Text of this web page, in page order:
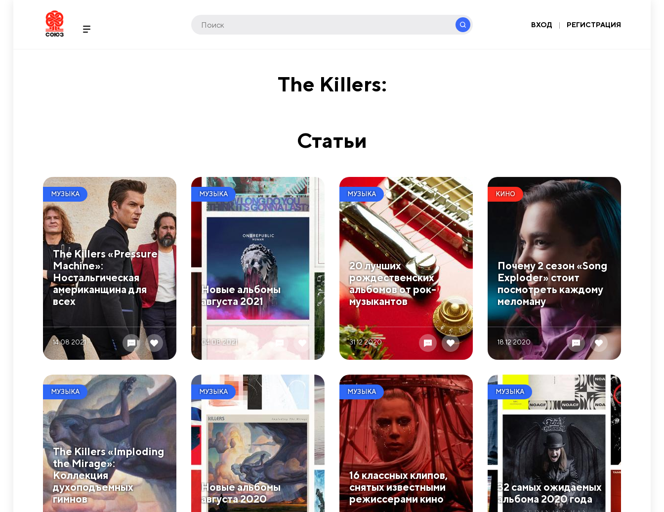
ВХОД | РЕГИСТРАЦИЯ
The Killers:
Статьи
МУЗЫКА
​The Killers «Pressure
Machine»:
Ностальгическая
американщина для
всех
14.08 2021
МУЗЫКА
​Новые альбомы
августа 2021
04.08 2021
МУЗЫКА
20 лучших
рождественских
альбомов от рок-
музыкантов
31.12 2020
КИНО
​Почему 2 сезон «Song
Exploder» стоит
посмотреть каждому
меломану
18.12 2020
МУЗЫКА
​The Killers «Imploding
the Mirage»:
Коллекция
духоподъемных
гимнов
МУЗЫКА
​Новые альбомы
августа 2020
МУЗЫКА
​16 классных клипов,
снятых известными
режиссерами кино
МУЗЫКА
​32 самых ожидаемых
альбома 2020 года